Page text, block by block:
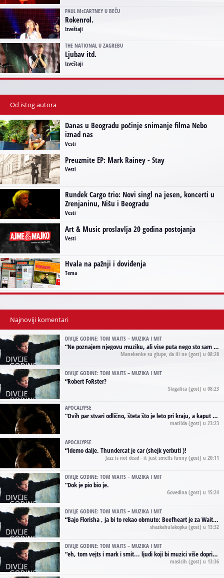
PAUL McCARTNEY U BEČU
Rokenrol.
Izveštaji
THE NATIONAL U ZAGREBU
Ljubav itd.
Izveštaji
Od istog autora
Danas u Beogradu počinje snimanje filma Nebo
iznad nas
Vesti
Preuzmite EP: Mark Rainey - Stay
Vesti
Rundek Cargo trio: Novi singl na jesen, koncerti u
Zrenjaninu, Nišu i Beogradu
Vesti
Art & Music proslavlja 20 godina postojanja
Vesti
Hvala na pažnji i doviđenja
Tema
Najnoviji komentari
DIVLJE GODINE: TOM WAITS – MUZIKA I MIT
“Ne poznajem njegovu muziku, ali vise puta nego sto sam to zazeleo gledao sam njegove umjetnicke slike na raznim stranama interneta. Te stoga zakljucujem da je Tom Waits Lady Gaga muzike namrstenih, ma
Manekenke su glupe, da ili ne (gost) u 08:28
DIVLJE GODINE: TOM WAITS – MUZIKA I MIT
“Robert FoRster?
Slagalica (gost) u 08:23
APOCALYPSE
“Ovih par stvari odlično, šteta što je leto pri kraju, a kaput koji te vervoatno podseća na pirotski ćilim je iz tradicije Navaho indijanaca ;)
matilda (gost) u 23:23
APOCALYPSE
“Idemo dalje. Thundercat je car (shejk yerbuti )!
Jazz is not dead - it just smells funny (gost) u 20:11
DIVLJE GODINE: TOM WAITS – MUZIKA I MIT
“Dok je pio bio je.
Govedina (gost) u 15:24
DIVLJE GODINE: TOM WAITS – MUZIKA I MIT
“Bajo Florisha , ja bi to rekao obrnuto: Beefheart je za Waitsa, isto sto i Hendrix za Lenny Kravitza
shazkahulakopka (gost) u 13:32
DIVLJE GODINE: TOM WAITS – MUZIKA I MIT
“eh, tom vejts i mark i smit... ljudi koji bi muzici više doprineli da su radili kao vozači tramvaja u gsp-u.
maslcih (gost) u 13:36